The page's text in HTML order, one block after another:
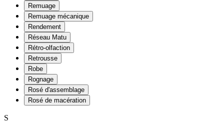
Remuage
Remuage mécanique
Rendement
Réseau Matu
Rétro-olfaction
Retrousse
Robe
Rognage
Rosé d'assemblage
Rosé de macération
S